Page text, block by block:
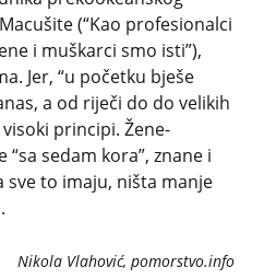
(“Kao profesionalci
i muškarci smo isti”),
Jer, “u početku bješe
a od riječi do do velikih
principi. Žene-
sedam kora”, znane i
sve to imaju, ništa manje
Nikola Vlahović, pomorstvo.info